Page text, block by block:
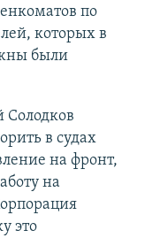
по
которых в
были
Солодков
в судах
на фронт,
на
это